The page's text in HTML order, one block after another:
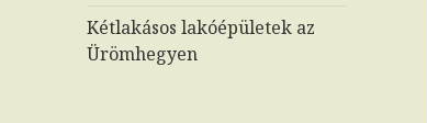
Kétlakásos lakóépületek az
Ürömhegyen